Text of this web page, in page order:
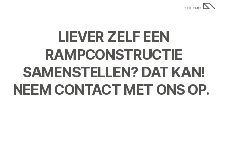
LIEVER ZELF EEN
RAMPCONSTRUCTIE
SAMENSTELLEN? DAT KAN!
NEEM CONTACT MET ONS OP.